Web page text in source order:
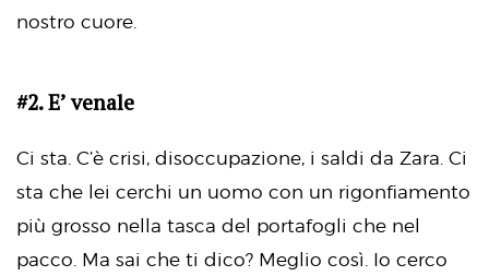
nostro cuore.
#2. E’ venale
Ci sta. C’è crisi, disoccupazione, i saldi da Zara. Ci
sta che lei cerchi un uomo con un rigonfiamento
più grosso nella tasca del portafogli che nel
pacco. Ma sai che ti dico? Meglio così. Io cerco